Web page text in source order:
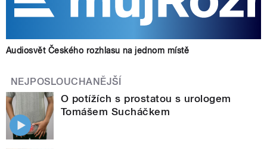
Audiosvět Českého rozhlasu na jednom místě
NEJPOSLOUCHANĚJŠÍ
O potížích s prostatou s urologem
Tomášem Sucháčkem